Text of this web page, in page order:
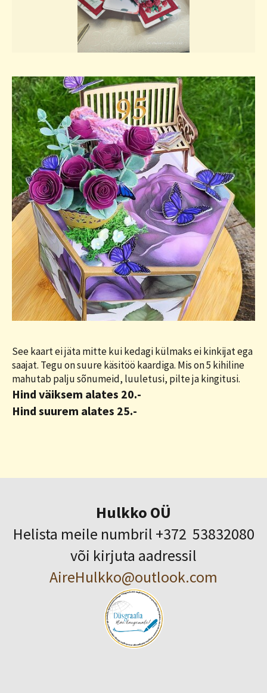
See kaart ei jäta mitte kui kedagi külmaks ei kinkijat ega
saajat. Tegu on suure käsitöö kaardiga. Mis on 5 kihiline
mahutab palju sõnumeid, luuletusi, pilte ja kingitusi.
Hind väiksem alates 20.-
Hind suurem alates 25.-
Hulkko OÜ
Helista meile numbril +372 53832080
või kirjuta aadressil
AireHulkko@outlook.com